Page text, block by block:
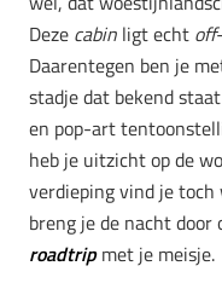
Deze cabin ligt echt
Daarentegen ben je
stadje dat bekend
en pop-art
heb je uitzicht op de
verdieping vind je
breng je de nacht
roadtripmet je meisje.